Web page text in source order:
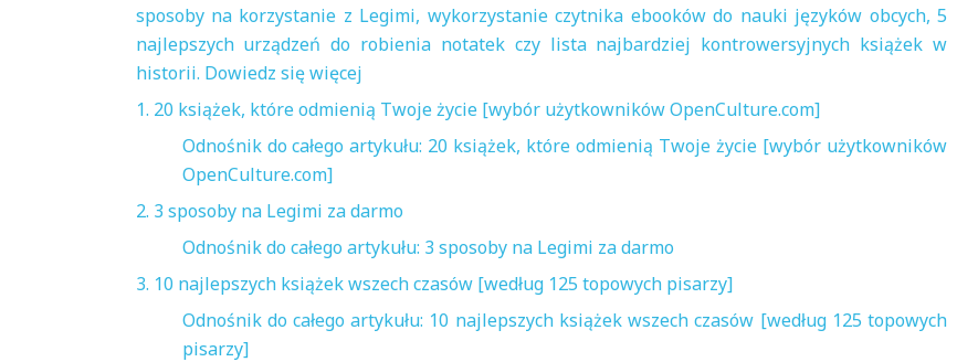
sposoby na korzystanie z Legimi, wykorzystanie czytnika ebooków do nauki języków obcych, 5
najlepszych urządzeń do robienia notatek czy lista najbardziej kontrowersyjnych książek w
historii. Dowiedz się więcej
1. 20 książek, które odmienią Twoje życie [wybór użytkowników OpenCulture.com]
Odnośnik do całego artykułu: 20 książek, które odmienią Twoje życie [wybór użytkowników
OpenCulture.com]
2. 3 sposoby na Legimi za darmo
Odnośnik do całego artykułu: 3 sposoby na Legimi za darmo
3. 10 najlepszych książek wszech czasów [według 125 topowych pisarzy]
Odnośnik do całego artykułu: 10 najlepszych książek wszech czasów [według 125 topowych
pisarzy]